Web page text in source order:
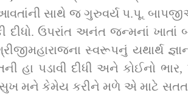
સાથે જ ગુરુવર્ય પ.પૂ.
દીધો. ઉપરાંત અનંત જન્મનાં ખાતાં
સ્વરૂપનું યથાર્થ
હા પડાવી દીધી અને કોઈનો ભાર,
મને કેમેય કરીને મળે એ માટે સતત